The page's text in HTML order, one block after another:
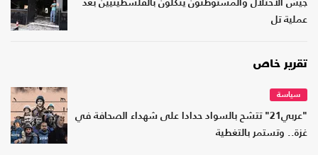
جيش الاحتلال والمستوطنون ينكّلون بالفلسطينيين بعد
عملية تل
تقرير خاص
سياسة
"عربي21" تتشح بالسواد حدادا على شهداء الصحافة في
غزة.. وتستمر بالتغطية